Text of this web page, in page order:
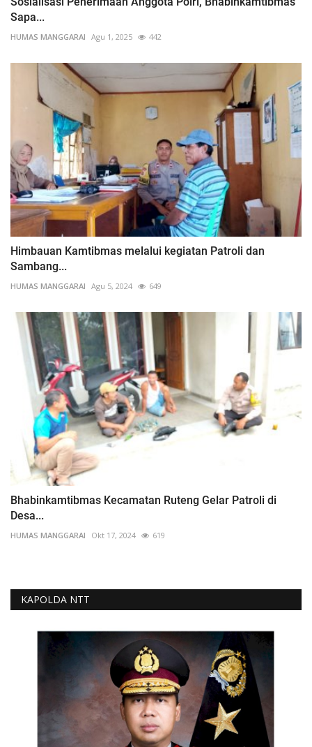
Sapa...
HUMAS MANGGARAI Agu 1, 2025 442
Himbauan Kamtibmas melalui kegiatan Patroli dan
Sambang...
HUMAS MANGGARAI Agu 5, 2024 649
Bhabinkamtibmas Kecamatan Ruteng Gelar Patroli di
Desa...
HUMAS MANGGARAI Okt 17, 2024 619
KAPOLDA NTT